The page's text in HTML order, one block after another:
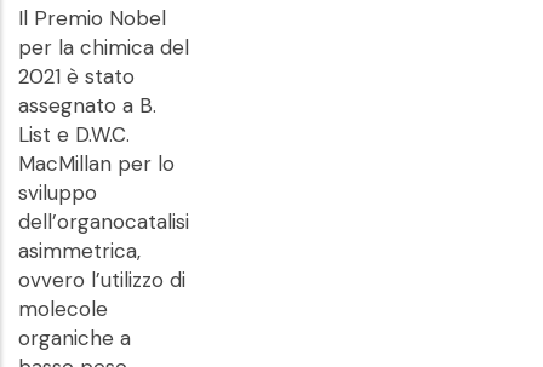
Il Premio Nobel
per la chimica del
2021 è stato
assegnato a B.
List e D.W.C.
MacMillan per lo
sviluppo
dell’organocatalisi
asimmetrica,
ovvero l’utilizzo di
molecole
organiche a